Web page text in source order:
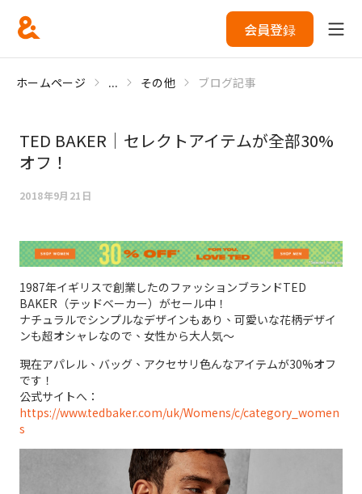
会員登録
ホームページ ... その他 ブログ記事
TED BAKER｜セレクトアイテムが全部30%
オフ！
2018年9月21日
1987年イギリスで創業したのファッションブランドTED
BAKER（テッドベーカー）がセール中！
ナチュラルでシンプルなデザインもあり、可愛いな花柄デザイ
ンも超オシャレなので、女性から大人気～
現在アパレル、バッグ、アクセサリ色んなアイテムが30%オフ
です！
公式サイトへ：
https://www.tedbaker.com/uk/Womens/c/category_women
s